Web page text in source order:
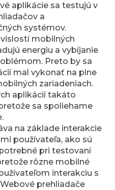
aplikácie sa testujú v
a
systémov.
mobilných
energiu a vybíjanie
Preto by sa
mal vykonať na plne
zariadeniach.
aplikácií takáto
sa spoliehame
na základe interakcie
používateľa, ako sú
pri testovaní
rôzne mobilné
interakciu s
prehliadače